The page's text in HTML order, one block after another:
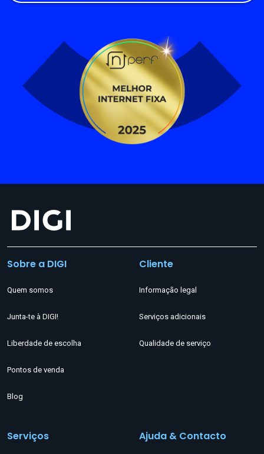
Sobre a DIGI
Quem somos
Junta-te à DIGI!
Liberdade de escolha
Pontos de venda
Blog
Cliente
Informação legal
Serviços adicionais
Qualidade de serviço
Serviços Ajuda & Contacto